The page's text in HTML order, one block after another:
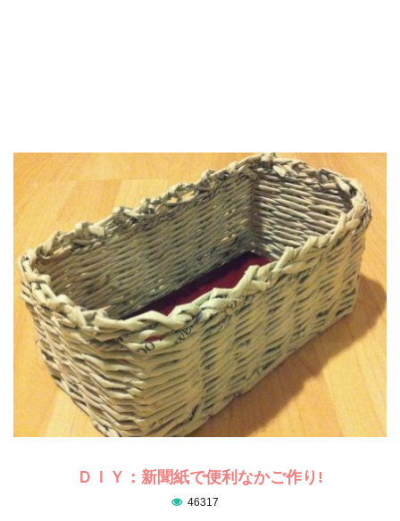
ＤＩＹ：新聞紙で便利なかご作り!
46317